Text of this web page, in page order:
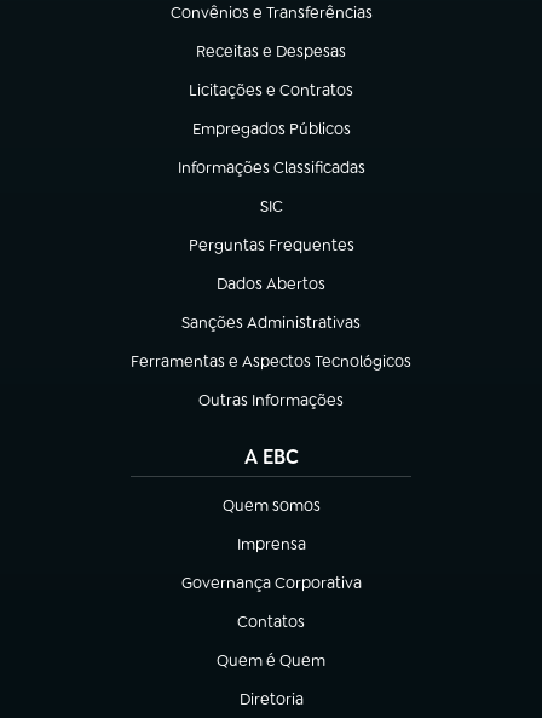
Convênios e Transferências
(abre em nova aba)
Receitas e Despesas
(abre em nova aba)
Licitações e Contratos
(abre em nova aba)
Empregados Públicos
(abre em nova aba)
Informações Classificadas
(abre em nova aba)
SIC
(abre em nova aba)
Perguntas Frequentes
(abre em nova aba)
Dados Abertos
(abre em nova aba)
Sanções Administrativas
(abre em nova aba)
Ferramentas e Aspectos Tecnológicos
(abre em nova aba)
Outras Informações
(abre em nova aba)
A EBC
Quem somos
(abre em nova aba)
Imprensa
(abre em nova aba)
Governança Corporativa
(abre em nova aba)
Contatos
(abre em nova aba)
Quem é Quem
(abre em nova aba)
Diretoria
(abre em nova aba)